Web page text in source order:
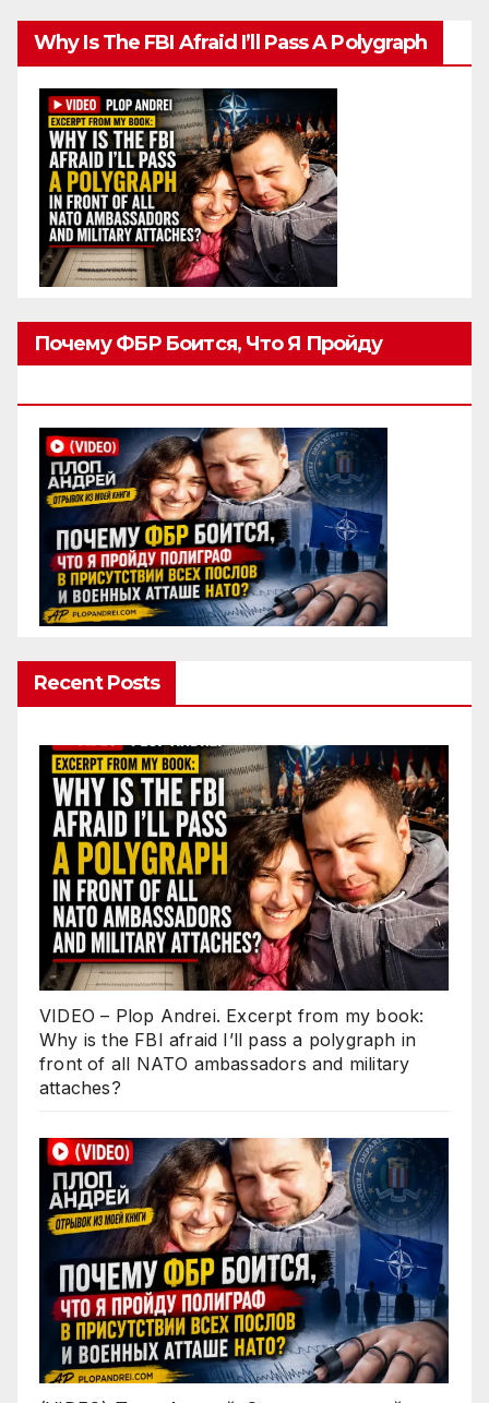
Why Is The FBI Afraid I’ll Pass A Polygraph
Почему ФБР Боится, Что Я Пройду
Recent Posts
VIDEO – Plop Andrei. Excerpt from my book:
Why is the FBI afraid I’ll pass a polygraph in
front of all NATO ambassadors and military
attaches?